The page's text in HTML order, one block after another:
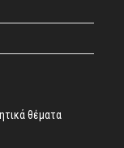
θέματα